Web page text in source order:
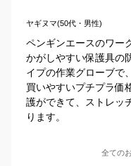
ヤギヌマ(50代・男性)
ペンギンエースのワー
かがしやすい保護具の
イプの作業グローブで
買いやすいプチプラ価
護ができて、ストレッ
ります。
全ての